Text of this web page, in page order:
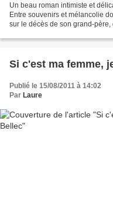
Un beau roman intimiste et
Entre souvenirs et mélancolie
sur le décès de son grand-
Si c'est ma femme,
Publié le 15/08/2011 à 14:02
Par Laure